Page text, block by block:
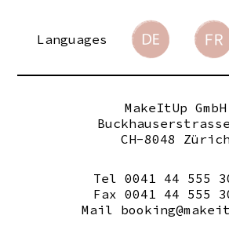
Languages
MakeItUp GmbH
CH-8048 Zürich
Tel 0041 44 555
Fax 0041 44 555
Mail